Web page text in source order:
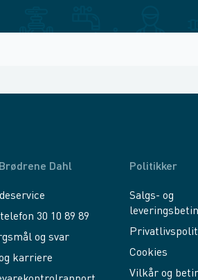
Dahl
30 10 89 89
og svar
karriere
Politikker
Salgs- og
Cookies
Vilkår og